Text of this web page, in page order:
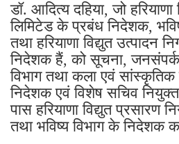
डॉ. आदित्य दहिया, जो
लिमिटेड के प्रबंध निदेशक,
तथा हरियाणा विद्युत उत्पादन
निदेशक हैं, को सूचना,
विभाग तथा कला एवं सांस्कृतिक
निदेशक एवं विशेष सचिव
पास हरियाणा विद्युत प्रसारण
तथा भविष्य विभाग के निदेशक